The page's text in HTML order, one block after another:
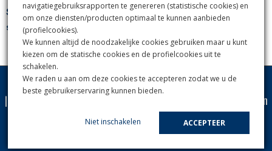
SYS levert ook support speciaal voor ZBC's en medisch
specialisten
Privacy- en
cookie beleid
navigatiegebruiksrapporten te genereren (statistische cookies) en
om onze diensten/producten optimaal te kunnen aanbieden
(profielcookies).
We kunnen altijd de noodzakelijke cookies gebruiken maar u kunt
kiezen om de statische cookies en de profielcookies uit te
schakelen.
We raden u aan om deze cookies te accepteren zodat we u de
beste gebruikerservaring kunnen bieden.
ACCEPTEER
Niet inschakelen